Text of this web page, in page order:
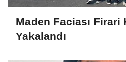
Maden Faciası Firari
Yakalandı